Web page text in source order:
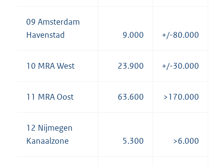
09 Amsterdam
Havenstad
9.000 +/-80.000
10 MRA West 23.900 +/-30.000
11 MRA Oost 63.600 >170.000
12 Nijmegen
Kanaalzone
5.300 >6.000